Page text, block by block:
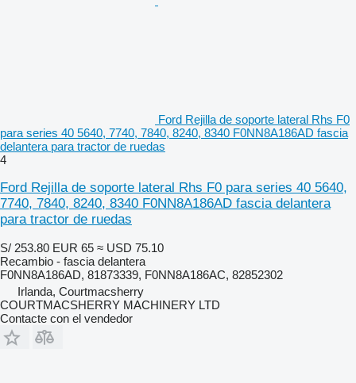
Ford Rejilla de soporte lateral Rhs F0
para series 40 5640, 7740, 7840, 8240, 8340 F0NN8A186AD fascia
delantera para tractor de ruedas
4
Ford Rejilla de soporte lateral Rhs F0 para series 40 5640,
7740, 7840, 8240, 8340 F0NN8A186AD fascia delantera
para tractor de ruedas
S/ 253.80 EUR 65 ≈ USD 75.10
Recambio - fascia delantera
F0NN8A186AD, 81873339, F0NN8A186AC, 82852302
Irlanda, Courtmacsherry
COURTMACSHERRY MACHINERY LTD
Contacte con el vendedor